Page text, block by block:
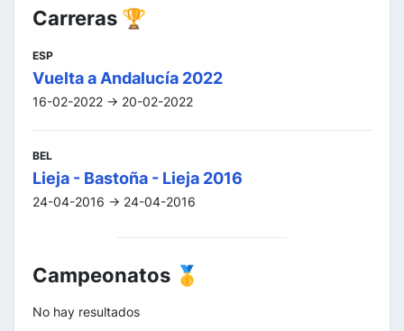
Carreras 🏆
ESP
Vuelta a Andalucía 2022
16-02-2022 -> 20-02-2022
BEL
Lieja - Bastoña - Lieja 2016
24-04-2016 -> 24-04-2016
Campeonatos 🥇
No hay resultados